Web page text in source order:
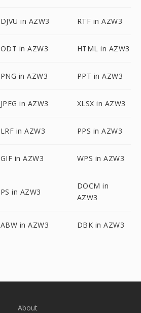
DJVU in AZW3 RTF in AZW3
ODT in AZW3 HTML in AZW3
PNG in AZW3 PPT in AZW3
JPEG in AZW3 XLSX in AZW3
LRF in AZW3 PPS in AZW3
GIF in AZW3 WPS in AZW3
PS in AZW3
DOCM in
AZW3
ABW in AZW3 DBK in AZW3
About